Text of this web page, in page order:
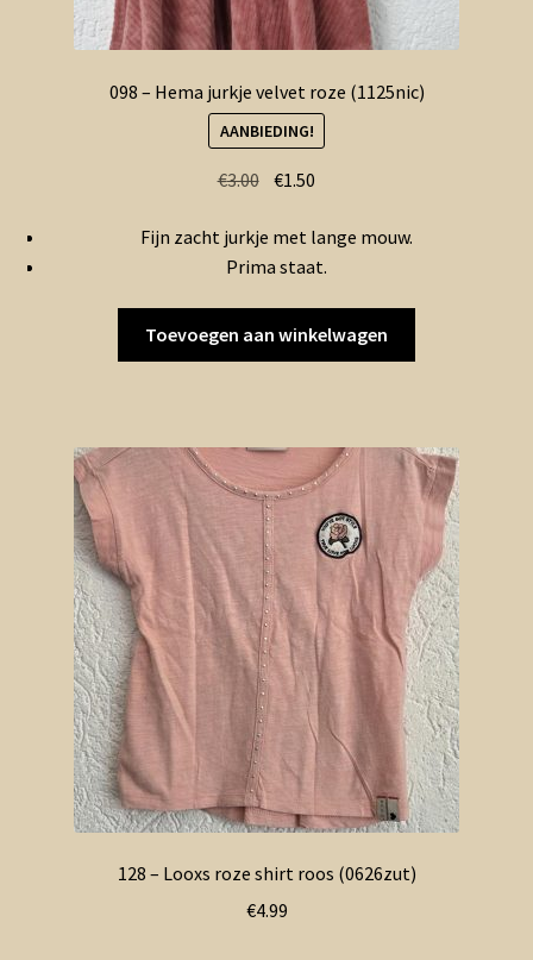
098 – Hema jurkje velvet roze (1125nic)
AANBIEDING!
€3.00 Oorspronkelijke
was:
€3.00.
€1.50
is:
€1.50.
Fijn zacht jurkje met lange mouw.
Prima staat.
Toevoegen aan winkelwagen
128 – Looxs roze shirt roos (0626zut)
€4.99